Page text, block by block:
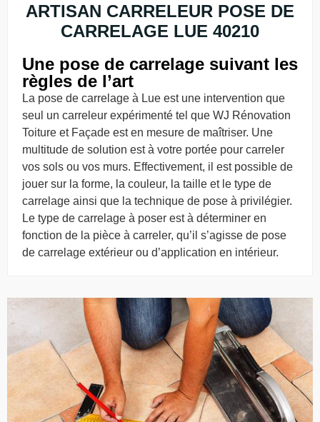
ARTISAN CARRELEUR POSE DE
CARRELAGE LUE 40210
Une pose de carrelage suivant les
règles de l’art
La pose de carrelage à Lue est une intervention que
seul un carreleur expérimenté tel que WJ Rénovation
Toiture et Façade est en mesure de maîtriser. Une
multitude de solution est à votre portée pour carreler
vos sols ou vos murs. Effectivement, il est possible de
jouer sur la forme, la couleur, la taille et le type de
carrelage ainsi que la technique de pose à privilégier.
Le type de carrelage à poser est à déterminer en
fonction de la pièce à carreler, qu’il s’agisse de pose
de carrelage extérieur ou d’application en intérieur.